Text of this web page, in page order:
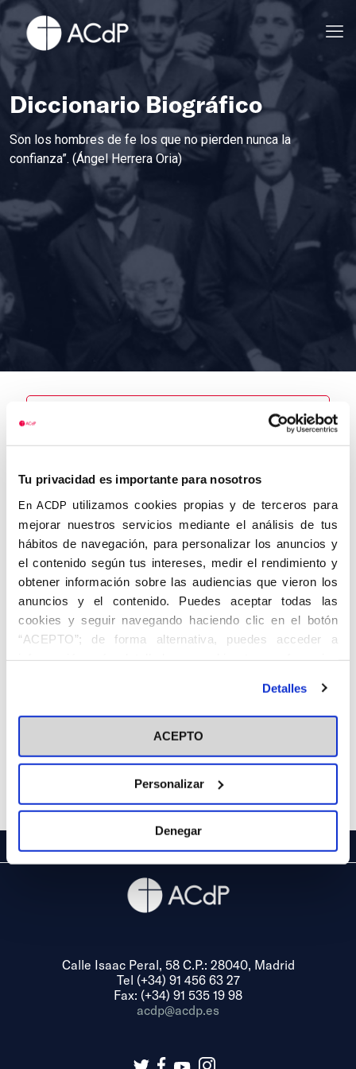
Tu privacidad es importante para nosotros
En ACDP utilizamos cookies propias y de terceros para
mejorar nuestros servicios mediante el análisis de tus
hábitos de navegación, para personalizar los anuncios y
el contenido según tus intereses, medir el rendimiento y
obtener información sobre las audiencias que vieron los
anuncios y el contenido. Puedes aceptar todas las
cookies y seguir navegando haciendo clic en el botón
“ACEPTO”; de forma alternativa, puedes acceder a
información más detallada y cambiar tus preferencias
en el botón "Personalizar". Para más información puedes
visitar nuestra Política de Cookies
Detalles
ACEPTO
Personalizar
Denegar
Diccionario Biográfico
Son los hombres de fe los que no pierden nunca la
confianza”. (Ángel Herrera Oria)
Pascual
Sanahuja,
Juan
Autor
Centro de
adscripción
Fecha de
nacimiento
16/07/1916
Lugar de
Fecha de
defunción
Lugar de
defunción
Calle Isaac Peral, 58 C.P.: 28040, Madrid
Tel (+34) 91 456 63 27
Fax: (+34) 91 535 19 98
acdp@acdp.es